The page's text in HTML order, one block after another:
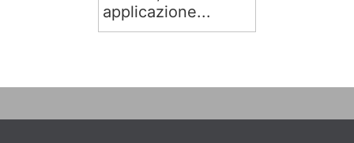
applicazione...